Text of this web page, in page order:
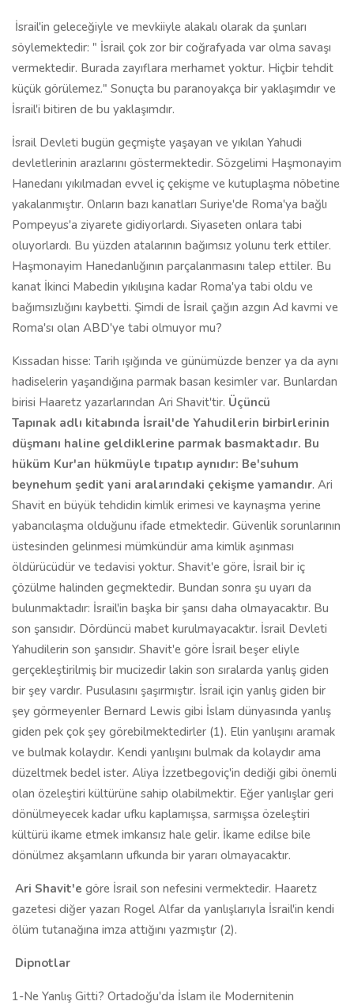
İsrail'in geleceğiyle ve mevkiiyle alakalı olarak da şunları
söylemektedir: " İsrail çok zor bir coğrafyada var olma savaşı
vermektedir. Burada zayıflara merhamet yoktur. Hiçbir tehdit
küçük görülemez." Sonuçta bu paranoyakça bir yaklaşımdır ve
İsrail'i bitiren de bu yaklaşımdır.
İsrail Devleti bugün geçmişte yaşayan ve yıkılan Yahudi
devletlerinin arazlarını göstermektedir. Sözgelimi Haşmonayim
Hanedanı yıkılmadan evvel iç çekişme ve kutuplaşma nöbetine
yakalanmıştır. Onların bazı kanatları Suriye'de Roma'ya bağlı
Pompeyus'a ziyarete gidiyorlardı. Siyaseten onlara tabi
oluyorlardı. Bu yüzden atalarının bağımsız yolunu terk ettiler.
Haşmonayim Hanedanlığının parçalanmasını talep ettiler. Bu
kanat İkinci Mabedin yıkılışına kadar Roma'ya tabi oldu ve
bağımsızlığını kaybetti. Şimdi de İsrail çağın azgın Ad kavmi ve
Roma'sı olan ABD'ye tabi olmuyor mu?
Kıssadan hisse: Tarih ışığında ve günümüzde benzer ya da aynı
hadiselerin yaşandığına parmak basan kesimler var. Bunlardan
birisi Haaretz yazarlarından Ari Shavit'tir. Üçüncü
Tapınak adlı kitabında İsrail'de Yahudilerin birbirlerinin
düşmanı haline geldiklerine parmak basmaktadır. Bu
hüküm Kur'an hükmüyle tıpatıp aynıdır: Be'suhum
beynehum şedit yani aralarındaki çekişme yamandır. Ari
Shavit en büyük tehdidin kimlik erimesi ve kaynaşma yerine
yabancılaşma olduğunu ifade etmektedir. Güvenlik sorunlarının
üstesinden gelinmesi mümkündür ama kimlik aşınması
öldürücüdür ve tedavisi yoktur. Shavit'e göre, İsrail bir iç
çözülme halinden geçmektedir. Bundan sonra şu uyarı da
bulunmaktadır: İsrail'in başka bir şansı daha olmayacaktır. Bu
son şansıdır. Dördüncü mabet kurulmayacaktır. İsrail Devleti
Yahudilerin son şansıdır. Shavit'e göre İsrail beşer eliyle
gerçekleştirilmiş bir mucizedir lakin son sıralarda yanlış giden
bir şey vardır. Pusulasını şaşırmıştır. İsrail için yanlış giden bir
şey görmeyenler Bernard Lewis gibi İslam dünyasında yanlış
giden pek çok şey görebilmektedirler (1). Elin yanlışını aramak
ve bulmak kolaydır. Kendi yanlışını bulmak da kolaydır ama
düzeltmek bedel ister. Aliya İzzetbegoviç'in dediği gibi önemli
olan özeleştiri kültürüne sahip olabilmektir. Eğer yanlışlar geri
dönülmeyecek kadar ufku kaplamışsa, sarmışsa özeleştiri
kültürü ikame etmek imkansız hale gelir. İkame edilse bile
dönülmez akşamların ufkunda bir yararı olmayacaktır.
Ari Shavit'e göre İsrail son nefesini vermektedir. Haaretz
gazetesi diğer yazarı Rogel Alfar da yanlışlarıyla İsrail'in kendi
ölüm tutanağına imza attığını yazmıştır (2).
Dipnotlar
1-Ne Yanlış Gitti? Ortadoğu'da İslam ile Modernitenin